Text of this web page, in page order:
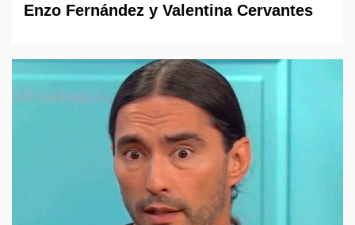
Enzo Fernández y Valentina Cervantes